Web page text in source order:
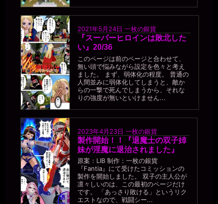
2021年5月24日 一枚の銀貨
『スーパーヒロインは敗北した
い』20/36
このページは前のページと合わせて、
無い頭で悩みながら設定を色々と考え
ました。 まず、弱体化の程度。 普通の
人間並みに弱体化してしまうと、敵か
らの一撃で死んでしまうから、それな
りの強度が無いといけません...
2023年4月23日 一枚の銀貨
製作開始！！『退魔士の双子姉
妹が淫魔に退治されました』
原案：LIB 制作：一枚の銀貨
『Fantia』にて受けたコミッションの
製作を開始しました。 双子の主人公が
凛々しいのは、この最初のページだけ
です。 「あっさり敗ける」というリク
エストなので、戦闘シー...